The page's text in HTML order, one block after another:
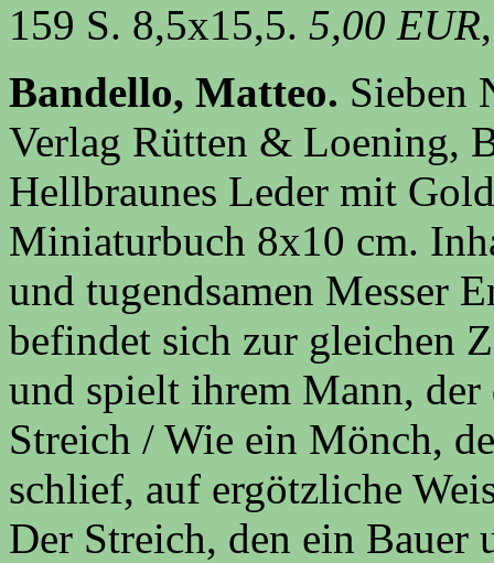
159 S. 8,5x15,5. 5,00 EUR
Bandello, Matteo. Sieben
Verlag Rütten & Loening,
Hellbraunes Leder mit
Miniaturbuch 8x10 cm.
und tugendsamen Messer
befindet sich zur gleichen
und spielt ihrem Mann,
Streich / Wie ein Mönch,
schlief, auf ergötzliche
Der Streich, den ein